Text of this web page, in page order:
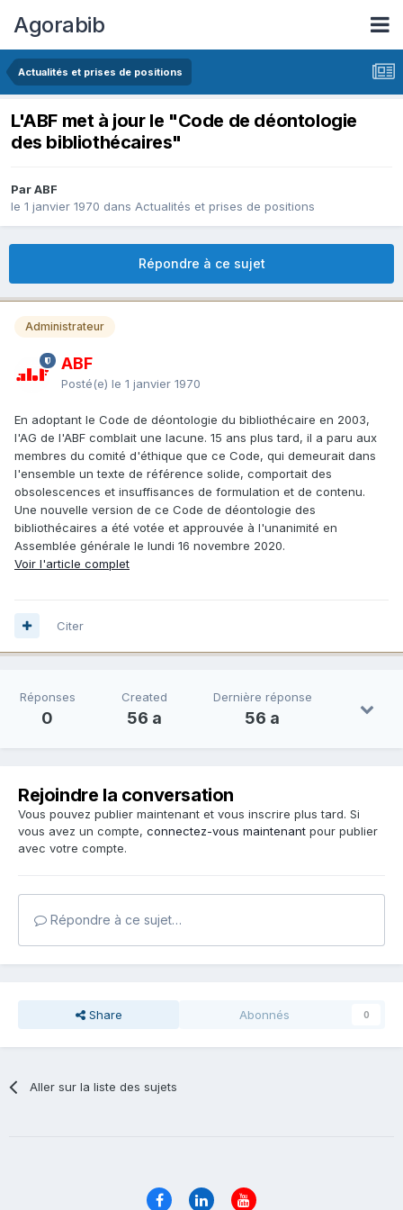
Agorabib
Actualités et prises de positions
L'ABF met à jour le "Code de déontologie
des bibliothécaires"
Par ABF
le 1 janvier 1970 dans Actualités et prises de positions
Répondre à ce sujet
Administrateur
ABF
Posté(e) le 1 janvier 1970
En adoptant le Code de déontologie du bibliothécaire en 2003,
l'AG de l'ABF comblait une lacune. 15 ans plus tard, il a paru aux
membres du comité d'éthique que ce Code, qui demeurait dans
l'ensemble un texte de référence solide, comportait des
obsolescences et insuffisances de formulation et de contenu.
Une nouvelle version de ce Code de déontologie des
bibliothécaires a été votée et approuvée à l'unanimité en
Assemblée générale le lundi 16 novembre 2020.
Voir l'article complet
Citer
Réponses
0
Created
56 a
Dernière réponse
56 a
Rejoindre la conversation
Vous pouvez publier maintenant et vous inscrire plus tard. Si
vous avez un compte, connectez-vous maintenant pour publier
avec votre compte.
Répondre à ce sujet…
Share Abonnés 0
Aller sur la liste des sujets